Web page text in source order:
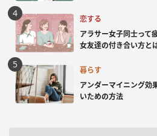
恋する
アラサー女子同士っ
女友達の付き合い方と
暮らす
アンダーマイニング
いための方法